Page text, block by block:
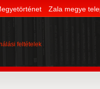
Zala megye
feltételek